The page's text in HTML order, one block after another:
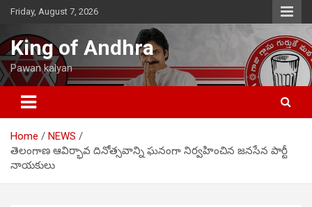
Skip
content
Friday, August 7, 2026
King of Andhra
Pawan kalyan
Home
NEWS
తెలంగాణ ఆవిర్భావ దినోత్సవాన్ని ఘనంగా నిర్వహించిన జనసేన పార్టీ
నాయకులు